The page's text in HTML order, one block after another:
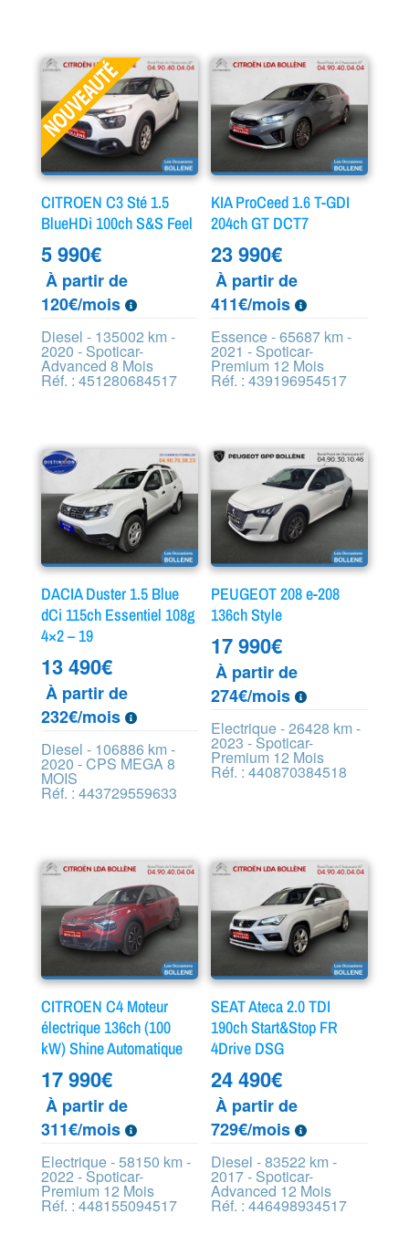
CITROEN C3 Sté 1.5
BlueHDi 100ch S&S Feel
5 990€
À partir de
120€/mois
Diesel - 135002 km -
2020 - Spoticar-
Advanced 8 Mois
Réf. : 451280684517
KIA ProCeed 1.6 T-GDI
204ch GT DCT7
23 990€
À partir de
411€/mois
Essence - 65687 km -
2021 - Spoticar-
Premium 12 Mois
Réf. : 439196954517
DACIA Duster 1.5 Blue
dCi 115ch Essentiel 108g
4×2 – 19
13 490€
À partir de
232€/mois
Diesel - 106886 km -
2020 - CPS MEGA 8
MOIS
Réf. : 443729559633
PEUGEOT 208 e-208
136ch Style
17 990€
À partir de
274€/mois
Electrique - 26428 km -
2023 - Spoticar-
Premium 12 Mois
Réf. : 440870384518
CITROEN C4 Moteur
électrique 136ch (100
kW) Shine Automatique
17 990€
À partir de
311€/mois
Electrique - 58150 km -
2022 - Spoticar-
Premium 12 Mois
Réf. : 448155094517
SEAT Ateca 2.0 TDI
190ch Start&Stop FR
4Drive DSG
24 490€
À partir de
729€/mois
Diesel - 83522 km -
2017 - Spoticar-
Advanced 12 Mois
Réf. : 446498934517